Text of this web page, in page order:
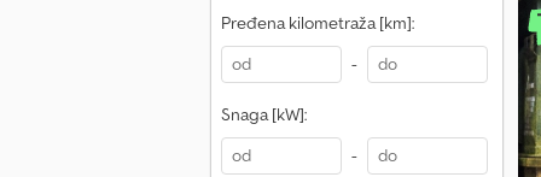
Pređena kilometraža [km]:
-
Snaga [kW]:
-